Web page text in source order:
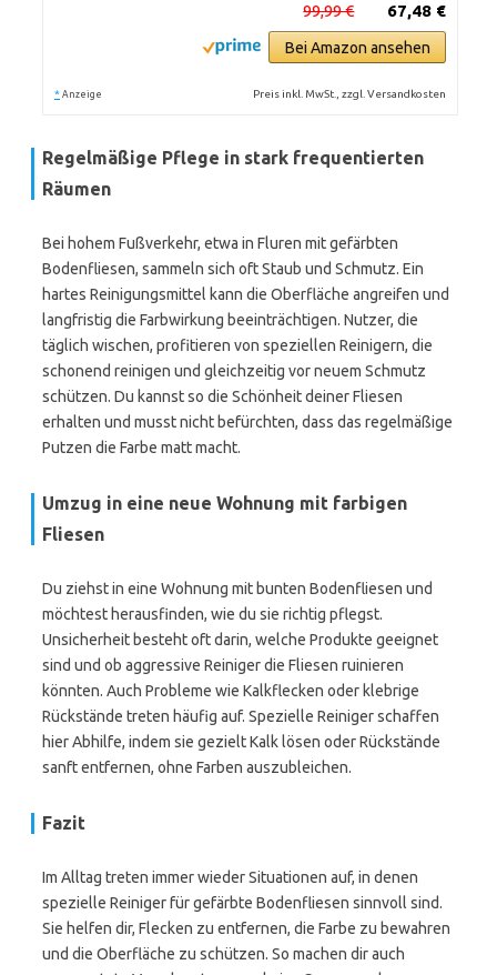
67,48 €
99,99 €
Bei Amazon ansehen
* Anzeige Preis inkl. MwSt., zzgl. Versandkosten
Regelmäßige Pflege in stark frequentierten
Räumen
Bei hohem Fußverkehr, etwa in Fluren mit gefärbten
Bodenfliesen, sammeln sich oft Staub und Schmutz. Ein
hartes Reinigungsmittel kann die Oberfläche angreifen und
langfristig die Farbwirkung beeinträchtigen. Nutzer, die
täglich wischen, profitieren von speziellen Reinigern, die
schonend reinigen und gleichzeitig vor neuem Schmutz
schützen. Du kannst so die Schönheit deiner Fliesen
erhalten und musst nicht befürchten, dass das regelmäßige
Putzen die Farbe matt macht.
Umzug in eine neue Wohnung mit farbigen
Fliesen
Du ziehst in eine Wohnung mit bunten Bodenfliesen und
möchtest herausfinden, wie du sie richtig pflegst.
Unsicherheit besteht oft darin, welche Produkte geeignet
sind und ob aggressive Reiniger die Fliesen ruinieren
könnten. Auch Probleme wie Kalkflecken oder klebrige
Rückstände treten häufig auf. Spezielle Reiniger schaffen
hier Abhilfe, indem sie gezielt Kalk lösen oder Rückstände
sanft entfernen, ohne Farben auszubleichen.
Fazit
Im Alltag treten immer wieder Situationen auf, in denen
spezielle Reiniger für gefärbte Bodenfliesen sinnvoll sind.
Sie helfen dir, Flecken zu entfernen, die Farbe zu bewahren
und die Oberfläche zu schützen. So machen dir auch